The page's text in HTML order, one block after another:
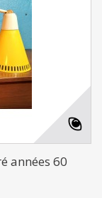
années 60